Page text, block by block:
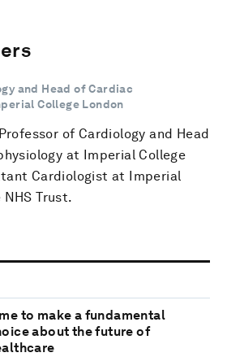
and Head of Cardiac
College London
of Cardiology and Head
at Imperial College
Cardiologist at Imperial
Trust.
to make a fundamental
about the future of